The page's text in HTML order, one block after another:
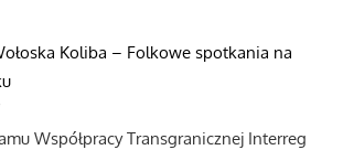
Koliba – Folkowe spotkania na
Współpracy Transgranicznej Interreg